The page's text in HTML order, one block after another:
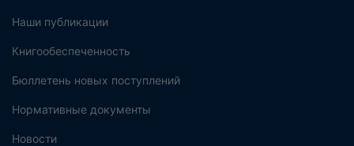
Наши публикации
Книгообеспеченность
Бюллетень новых поступлений
Нормативные документы
Новости